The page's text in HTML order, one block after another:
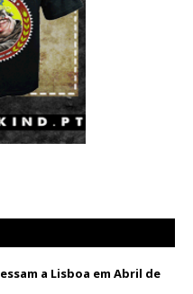
a Lisboa em Abril de